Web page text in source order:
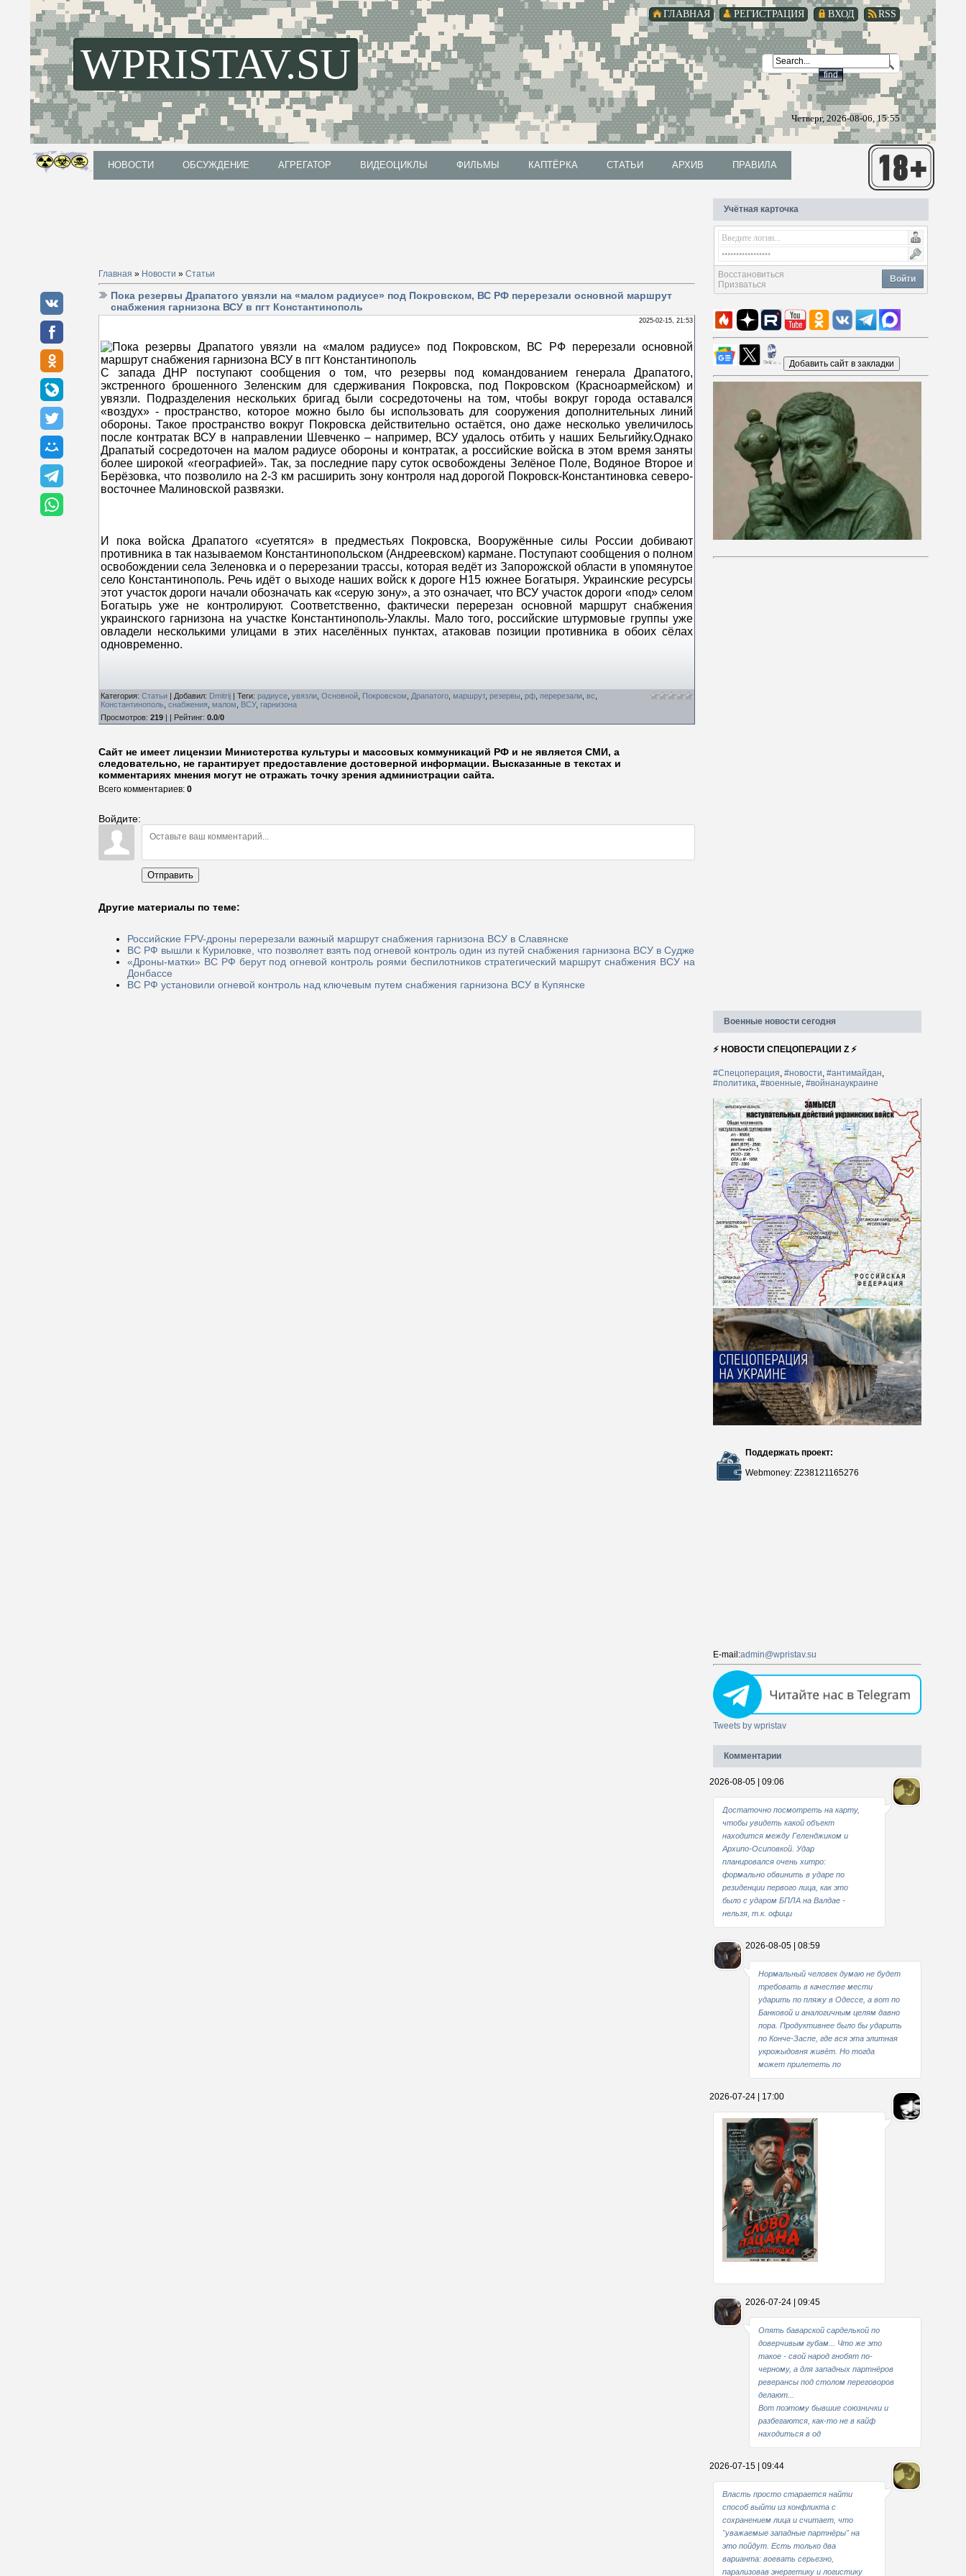
RSS
ВХОД
РЕГИСТРАЦИЯ
ГЛАВНАЯ
WPRISTAV.SU
Четверг, 2026-08-06, 15:55
НОВОСТИ ОБСУЖДЕНИЕ АГРЕГАТОР ВИДЕОЦИКЛЫ ФИЛЬМЫ КАПТЁРКА СТАТЬИ АРХИВ ПРАВИЛА
Главная » Новости » Статьи
Пока резервы Драпатого увязли на «малом радиусе» под Покровском, ВС РФ перерезали основной маршрут
снабжения гарнизона ВСУ в пгт Константинополь
2025-02-15, 21:53
С запада ДНР поступают сообщения о том, что резервы под командованием генерала Драпатого,
экстренного брошенного Зеленским для сдерживания Покровска, под Покровском (Красноармейском) и
увязли. Подразделения нескольких бригад были сосредоточены на том, чтобы вокруг города оставался
«воздух» - пространство, которое можно было бы использовать для сооружения дополнительных линий
обороны. Такое пространство вокруг Покровска действительно остаётся, оно даже несколько увеличилось
после контратак ВСУ в направлении Шевченко – например, ВСУ удалось отбить у наших Бельгийку.Однако
Драпатый сосредоточен на малом радиусе обороны и контратак, а российские войска в этом время заняты
более широкой «географией». Так, за последние пару суток освобождены Зелёное Поле, Водяное Второе и
Берёзовка, что позволило на 2-3 км расширить зону контроля над дорогой Покровск-Константиновка северо-
восточнее Малиновской развязки.
И пока войска Драпатого «суетятся» в предместьях Покровска, Вооружённые силы России добивают
противника в так называемом Константинопольском (Андреевском) кармане. Поступают сообщения о полном
освобождении села Зеленовка и о перерезании трассы, которая ведёт из Запорожской области в упомянутое
село Константинополь. Речь идёт о выходе наших войск к дороге Н15 южнее Богатыря. Украинские ресурсы
этот участок дороги начали обозначать как «серую зону», а это означает, что ВСУ участок дороги «под» селом
Богатырь уже не контролируют. Соответственно, фактически перерезан основной маршрут снабжения
украинского гарнизона на участке Константинополь-Улаклы. Мало того, российские штурмовые группы уже
овладели несколькими улицами в этих населённых пунктах, атаковав позиции противника в обоих сёлах
одновременно.
Категория: Статьи | Добавил: Dmitrij | Теги: радиусе увязли Основной Покровском Драпатого маршрут, резервы рф перерезали вс
Константинополь снабжения малом ВСУ, гарнизона
Просмотров: 219 | | Рейтинг: 0.0/0
Сайт не имеет лицензии Министерства культуры и массовых коммуникаций РФ и не является СМИ, а
следовательно, не гарантирует предоставление достоверной информации. Высказанные в текстах и
комментариях мнения могут не отражать точку зрения администрации сайта.
Всего комментариев: 0
Войдите:
Отправить
Другие материалы по теме:
Российские FPV-дроны перерезали важный маршрут снабжения гарнизона ВСУ в Славянске
ВС РФ вышли к Куриловке, что позволяет взять под огневой контроль один из путей снабжения гарнизона ВСУ в Судже
«Дроны-матки» ВС РФ берут под огневой контроль роями беспилотников стратегический маршрут снабжения ВСУ на
Донбассе
ВС РФ установили огневой контроль над ключевым путем снабжения гарнизона ВСУ в Купянске
Учётная карточка
Войти
Восстановиться
Призваться
Военные новости сегодня
⚡ НОВОСТИ СПЕЦОПЕРАЦИИ Z ⚡
#Спецоперация, #новости, #антимайдан,
#политика, #военные, #войнанаукраине
Поддержать проект:
Webmoney: Z238121165276
E-mail:admin@wpristav.su
Tweets by wpristav
Комментарии
2026-08-05 | 09:06
Достаточно посмотреть на карту,
чтобы увидеть какой объект
находится между Геленджиком и
Архипо-Осиповкой. Удар
планировался очень хитро:
формально обвинить в ударе по
резиденции первого лица, как это
было с ударом БПЛА на Валдае -
нельзя, т.к. офици
2026-08-05 | 08:59
Нормальный человек думаю не будет
требовать в качестве мести
ударить по пляжу в Одессе, а вот по
Банковой и аналогичным целям давно
пора. Продуктивнее было бы ударить
по Конче-Заспе, где вся эта элитная
укрожыдовня живёт. Но тогда
может прилететь по
2026-07-24 | 17:00
В свое время
2026-07-24 | 09:45
Опять баварской сарделькой по
доверчивым губам... Что же это
такое - свой народ гнобят по-
черному, а для западных партнёров
реверансы под столом переговоров
делают...
Вот поэтому бывшие союзнички и
разбегаются, как-то не в кайф
находиться в од
2026-07-15 | 09:44
Власть просто старается найти
способ выйти из конфликта с
сохранением лица и считает, что
"уважаемые западные партнёры" на
это пойдут. Есть только два
варианта: воевать серьезно,
парализовав энергетику и логистику